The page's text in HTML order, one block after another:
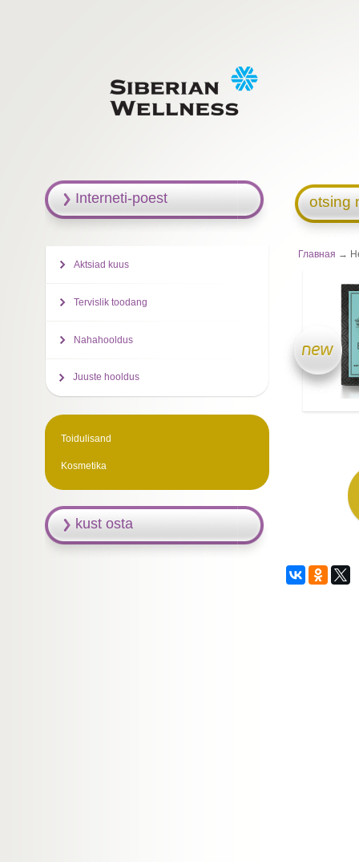
otsing
Главная →
Interneti-poest
Aktsiad kuus
Tervislik toodang
Nahahooldus
Juuste hooldus
Toidulisand
Kosmetika
kust osta